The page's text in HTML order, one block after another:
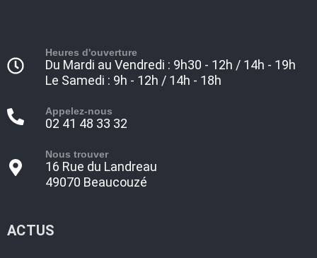
Heures d'ouverture
Du Mardi au Vendredi : 9h30 - 12h / 14h - 19h
Le Samedi : 9h - 12h / 14h - 18h
Appelez-nous
02 41 48 33 32
Nous trouver
16 Rue du Landreau
49070 Beaucouzé
ACTUS